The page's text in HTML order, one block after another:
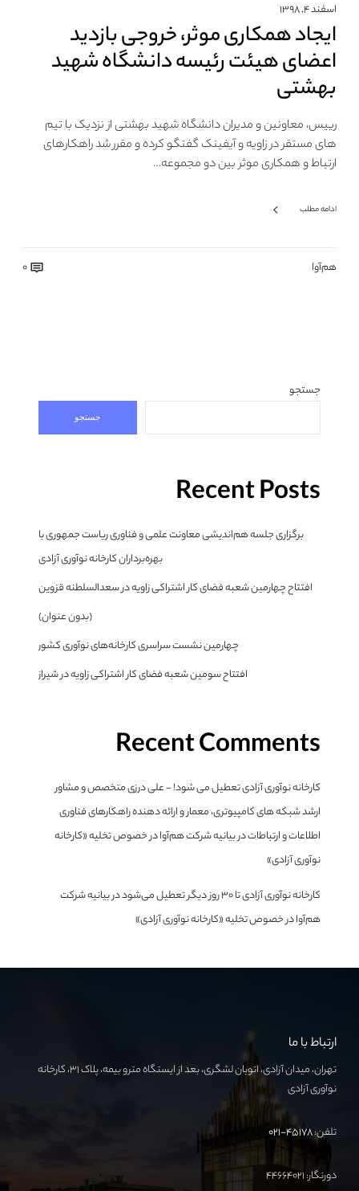
اسفند ۴, ۱۳۹۸
ایجاد همکاری موثر، خروجی بازدید
اعضای هیئت رئیسه دانشگاه شهید
بهشتی
رییس، معاونین و مدیران دانشگاه شهید بهشتی از نزدیک با تیم
های مستقر در زاویه و آیفینک گفتگو کرده و مقرر شد راهکارهای
ارتباط و همکاری موثر بین دو مجموعه…
ادامه مطلب
هم‌آوا 0
جستجو
جستجو
Recent Posts
برگزاری جلسه هم‌اندیشی معاونت علمی و فناوری ریاست جمهوری با
بهره‌برداران کارخانه نوآوری آزادی
افتتاح چهارمین شعبه فضای کار اشتراکی زاویه در سعدالسلطنه قزوین
(بدون عنوان)
چهارمین نشست سراسری کارخانه‌های نوآوری کشور
افتتاح سومین شعبه فضای کار اشتراکی زاویه در شیراز
Recent Comments
کارخانه نوآوری آزادی تعطیل می شود! - علی درزی متخصص و مشاور
ارشد شبکه های کامپیوتری، معمار و ارائه دهنده راهکارهای فناوری
اطلاعات و ارتباطاتدربیانیه شرکت هم‌آوا در خصوص تخلیه «کارخانه
نوآوری آزادی»
کارخانه نوآوری آزادی تا ۳۰ روز دیگر تعطیل می‌شود دربیانیه شرکت
هم‌آوا در خصوص تخلیه «کارخانه نوآوری آزادی»
ارتباط با ما
تهران، میدان آزادی، اتوبان لشگری، بعد از ایستگاه مترو بیمه، پلاک ۳۱، کارخانه
نوآوری آزادی
تلفن:۴۵۱۷۸-۰۲۱
دورنگار: ۴۴۶۶۴۰۲۱